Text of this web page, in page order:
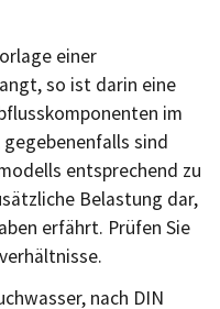
einer
so ist darin eine
im
sind
entsprechend zu
Belastung dar,
erfährt. Prüfen Sie
nach DIN